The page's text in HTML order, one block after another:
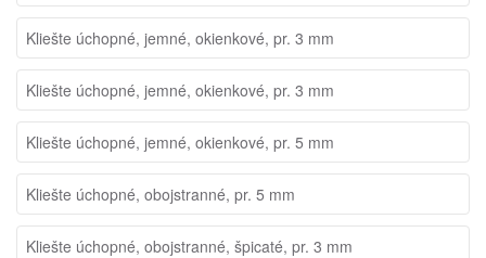
Kliešte úchopné, jemné, okienkové, pr. 3 mm
Kliešte úchopné, jemné, okienkové, pr. 3 mm
Kliešte úchopné, jemné, okienkové, pr. 5 mm
Kliešte úchopné, obojstranné, pr. 5 mm
Kliešte úchopné, obojstranné, špicaté, pr. 3 mm